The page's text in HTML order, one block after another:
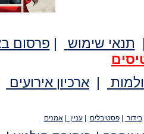
תנאי שימוש | פרסום
| ארכיון אירועים
בידור |פסטיבלים |עניין |אמנים